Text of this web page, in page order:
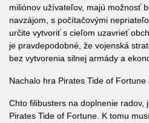
miliónov užívateľov, majú možnosť
navzájom, s počítačovými
určite vytvoriť s cieľom uzavrieť
je pravdepodobné, že vojenská
bez vytvorenia silnej armády a
Nachalo hra Pirates Tide of Fortune
Chto filibusters na doplnenie radov,
Pirates Tide of Fortune. K tomu